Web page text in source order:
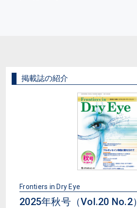
掲載誌の紹介
Frontiers in Dry Eye
2025年秋号（Vol.20 No.2）